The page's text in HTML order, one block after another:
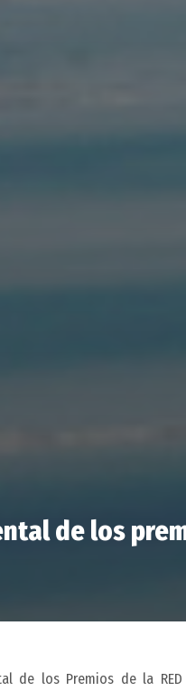
de los
de los Premios de la RED